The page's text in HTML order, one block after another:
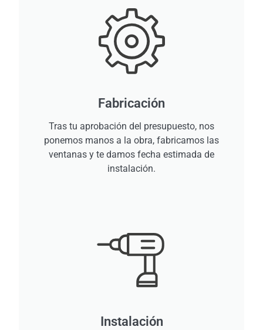
Fabricación
Tras tu aprobación del presupuesto, nos
ponemos manos a la obra, fabricamos las
ventanas y te damos fecha estimada de
instalación.
Instalación